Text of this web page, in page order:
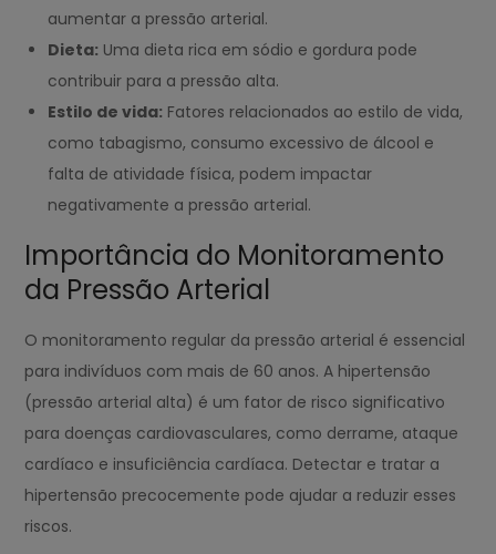
aumentar a pressão arterial.
Dieta: Uma dieta rica em sódio e gordura pode
contribuir para a pressão alta.
Estilo de vida: Fatores relacionados ao estilo de vida,
como tabagismo, consumo excessivo de álcool e
falta de atividade física, podem impactar
negativamente a pressão arterial.
Importância do Monitoramento
da Pressão Arterial
O monitoramento regular da pressão arterial é essencial
para indivíduos com mais de 60 anos. A hipertensão
(pressão arterial alta) é um fator de risco significativo
para doenças cardiovasculares, como derrame, ataque
cardíaco e insuficiência cardíaca. Detectar e tratar a
hipertensão precocemente pode ajudar a reduzir esses
riscos.